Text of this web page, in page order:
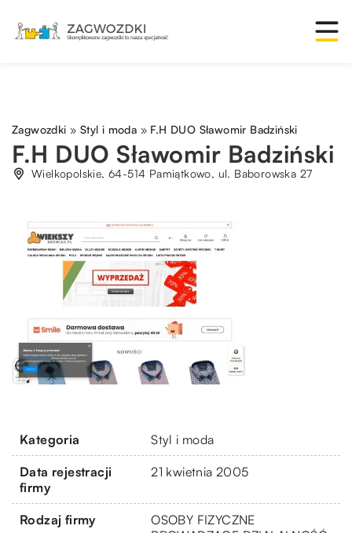
Zagwozdki » Styl i moda » F.H DUO Sławomir Badziński
F.H DUO Sławomir Badziński
Wielkopolskie, 64-514 Pamiątkowo, ul. Baborowska 27
Kategoria Styl i moda
Data rejestracji
firmy
21 kwietnia 2005
Rodzaj firmy
OSOBY FIZYCZNE